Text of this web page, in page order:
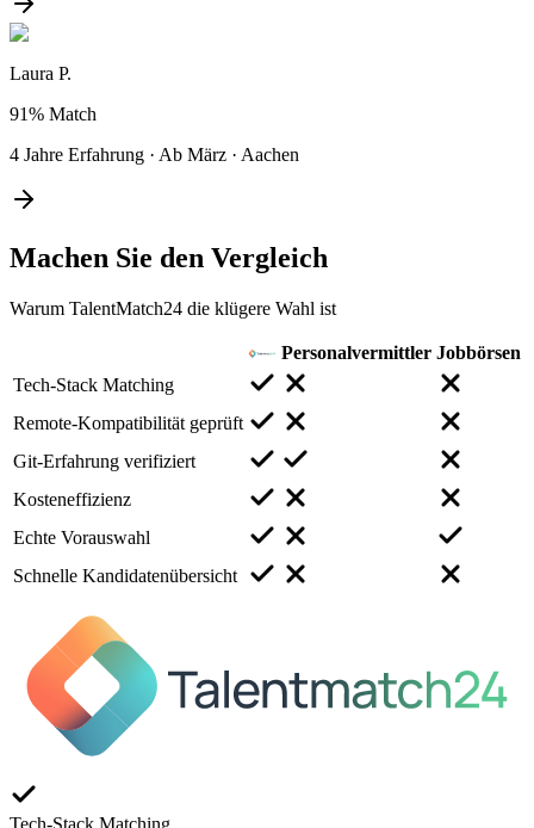
Laura P.
91% Match
4 Jahre Erfahrung · Ab März · Aachen
Machen Sie den Vergleich
Warum TalentMatch24 die klügere Wahl ist
Personalvermittler Jobbörsen
Tech-Stack Matching
Remote-Kompatibilität geprüft
Git-Erfahrung verifiziert
Kosteneffizienz
Echte Vorauswahl
Schnelle Kandidatenübersicht
Tech-Stack Matching